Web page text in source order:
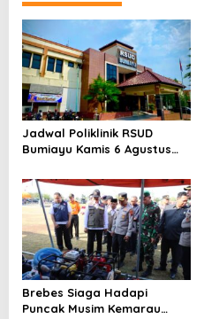
Jadwal Poliklinik RSUD
Bumiayu Kamis 6 Agustus
Dokter Sebelum Berkunjung
Brebes Siaga Hadapi
Puncak Musim Kemarau